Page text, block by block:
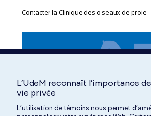
Contacter la Clinique des oiseaux de proie
L’UdeM reconnaît l’importance
vie privée
L’utilisation de témoins nous permet